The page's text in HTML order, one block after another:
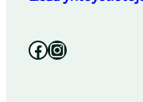
Facebook Instagram